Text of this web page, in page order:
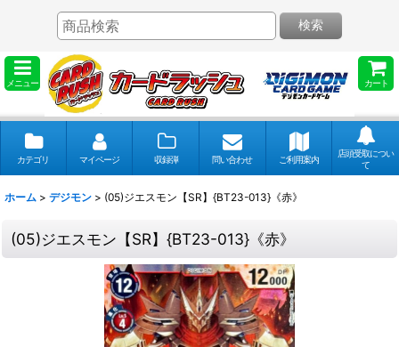
メニュー カート
検索
カテゴリ マイページ 収録弾 問い合わせ ご利用案内
店頭受取につい
て
ホーム > デジモン > (05)ジエスモン【SR】{BT23-013}《赤》
(05)ジエスモン【SR】{BT23-013}《赤》